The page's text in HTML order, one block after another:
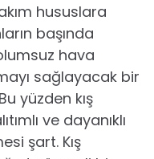
hususlara
başında
hava
sağlayacak bir
yüzden kış
ve dayanıklı
şart. Kış